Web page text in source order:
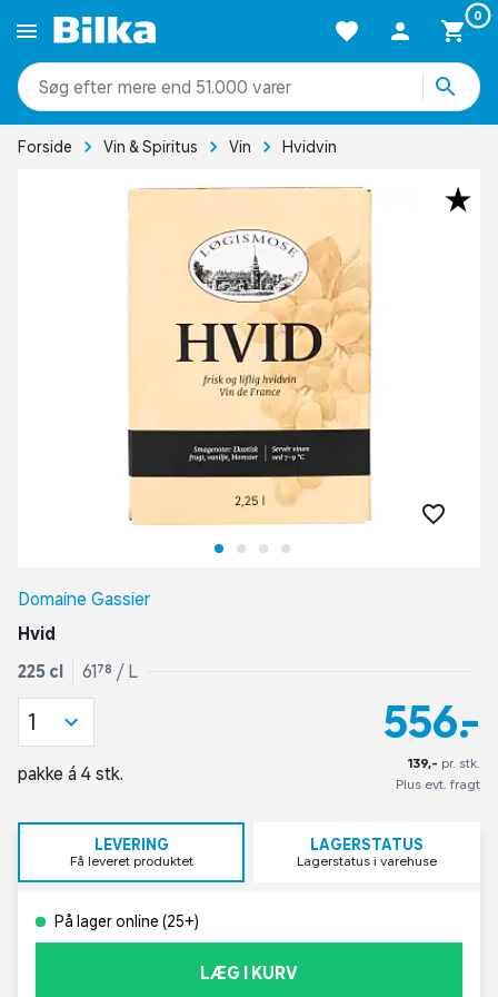
0
mere end 51.000 varer
Forside Vin & Spiritus Vin Hvidvin
Domaine Gassier
Hvid
225 cl
61,78 / L
556,-
139,- pr. stk.
Plus evt. fragt
1
pakke á 4 stk.
LEVERING
Få leveret produktet
LAGERSTATUS
Lagerstatus i varehuse
På lager online (25+)
LÆG I KURV